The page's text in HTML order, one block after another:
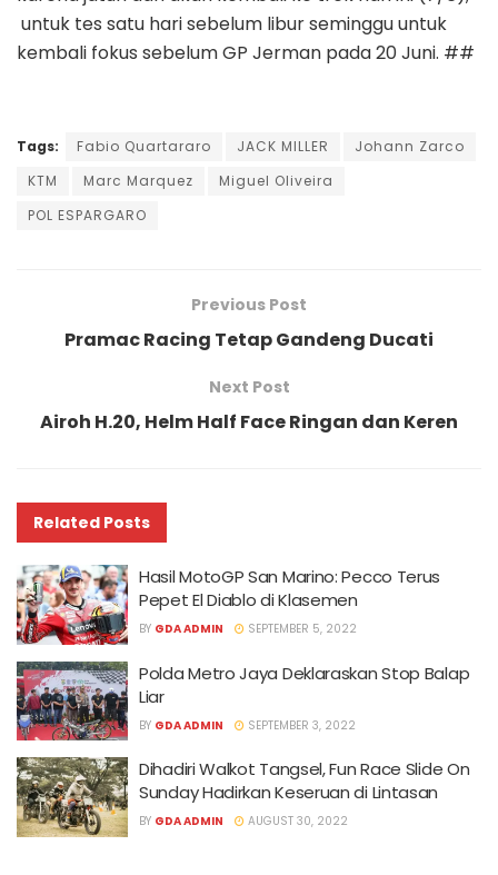
untuk tes satu hari sebelum libur seminggu untuk
kembali fokus sebelum GP Jerman pada 20 Juni. ##
Tags: Fabio Quartararo JACK MILLER
Johann Zarco
KTM
Marc Marquez
Miguel Oliveira
POL ESPARGARO
Previous Post
Pramac Racing Tetap Gandeng Ducati
Next Post
Airoh H.20, Helm Half Face Ringan dan Keren
Related Posts
Hasil MotoGP San Marino: Pecco Terus
Pepet El Diablo di Klasemen
BY GDA ADMIN SEPTEMBER 5, 2022
Polda Metro Jaya Deklaraskan Stop Balap
Liar
BY GDA ADMIN SEPTEMBER 3, 2022
Dihadiri Walkot Tangsel, Fun Race Slide On
Sunday Hadirkan Keseruan di Lintasan
BY GDA ADMIN AUGUST 30, 2022